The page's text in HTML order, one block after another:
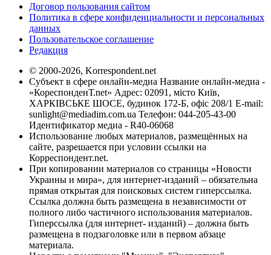
Договор пользования сайтом
Политика в сфере конфиденциальности и персональных
данных
Пользовательское соглашение
Редакция
© 2000-2026, Korrespondent.net
Субъект в сфере онлайн-медиа Название онлайн-медиа -
«КореспонденТ.net» Адрес: 02091, місто Київ,
ХАРКІВСЬКЕ ШОСЕ, будинок 172-Б, офіс 208/1 E-mail:
sunlight@mediadim.com.ua Телефон: 044-205-43-00
Идентификатор медиа - R40-06068
Использование любых материалов, размещённых на
сайте, разрешается при условии ссылки на
Корреспондент.net.
При копировании материалов со страницы «Новости
Украины и мира», для интернет-изданий – обязательна
прямая открытая для поисковых систем гиперссылка.
Ссылка должна быть размещена в независимости от
полного либо частичного использования материалов.
Гиперссылка (для интернет- изданий) – должна быть
размещена в подзаголовке или в первом абзаце
материала.